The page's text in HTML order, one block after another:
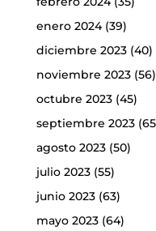
enero 2024(39)
diciembre 2023(40)
noviembre 2023(56)
octubre 2023(45)
septiembre 2023
agosto 2023(50)
julio 2023(55)
junio 2023(63)
mayo 2023(64)